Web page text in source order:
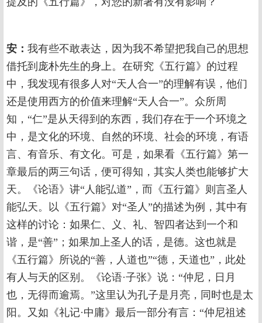
安： 我有些不敢表达，因为我不希望把我自己的思想
借托到庞朴先生的身上。在研究《五行篇》的过程
中，我发现有很多人对“天人合一”的理解有误，他们
还是使用西方的价值来理解“天人合一”。众所周
知，“仁”是从天得到的东西，我们存在于一个环境之
中，是文化的环境、自然的环境、社会的环境，有语
言、有音乐、有文化。可是，如果看《五行篇》第一
章最后的两三句话，便可得知，其实人类也能够扩大
天。《论语》讲“人能弘道”，而《五行篇》则言圣人
能弘天。以《五行篇》对“圣人”的描述为例，其中有
这样的讨论：如果仁、义、礼、智四者达到一个和
谐，是“善”；如果加上圣人的话，是德。这也就是
《五行篇》所说的“善，人道也”“德，天道也”，此处
有人与天的区别。《论语·子张》说：“仲尼，日月
也，无得而逾焉。”这里认为孔子是月亮，同时也是太
阳。又如《礼记·中庸》最后一部分有言：“仲尼祖述